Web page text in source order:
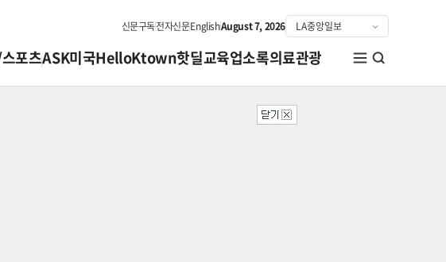
신문구독전자신문EnglishAugust 7, 2026
포츠ASK미국HelloKtown핫딜교육업소록의료관광